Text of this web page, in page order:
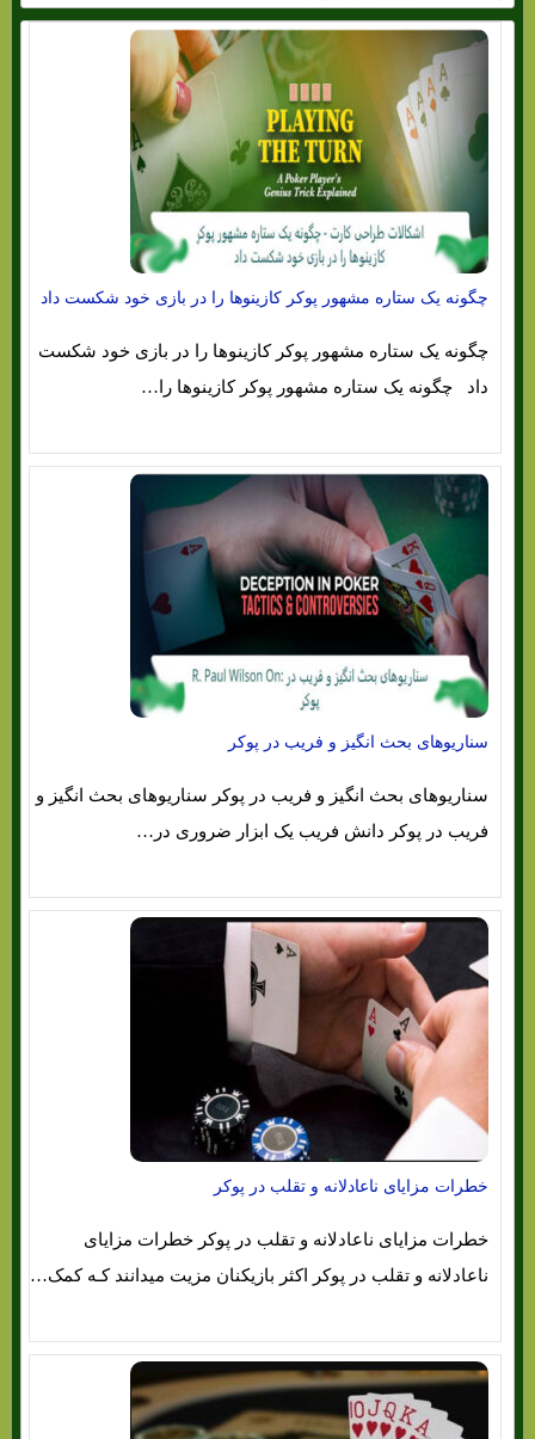
چگونه یک ستاره مشهور پوکر کازینوها را در بازی خود شکست داد
چگونه یک ستاره مشهور پوکر کازینوها را در بازی خود شکست
داد چگونه یک ستاره مشهور پوکر کازینوها را…
سناریوهای بحث انگیز و فریب در پوکر
سناریوهای بحث انگیز و فریب در پوکر سناریوهای بحث انگیز و
فریب در پوکر دانش فریب یک ابزار ضروری در…
خطرات مزایای ناعادلانه و تقلب در پوکر
خطرات مزایای ناعادلانه و تقلب در پوکر خطرات مزایای
ناعادلانه و تقلب در پوکر اکثر بازیکنان مزیت میدانند کـه کمک…